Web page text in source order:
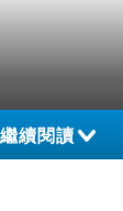
繼續閱讀